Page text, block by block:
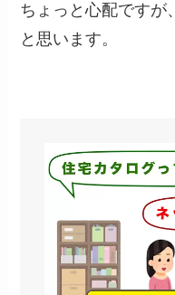
ちょっと心配ですが
と思います。